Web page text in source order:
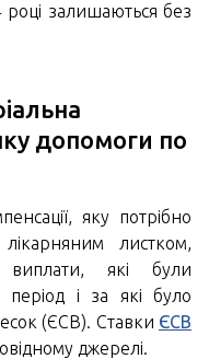
році залишаються без
допомоги по
яку потрібно
листком,
виплати, які були
період і за які було
(ЄСВ). Ставки ЄСВ
джерелі.